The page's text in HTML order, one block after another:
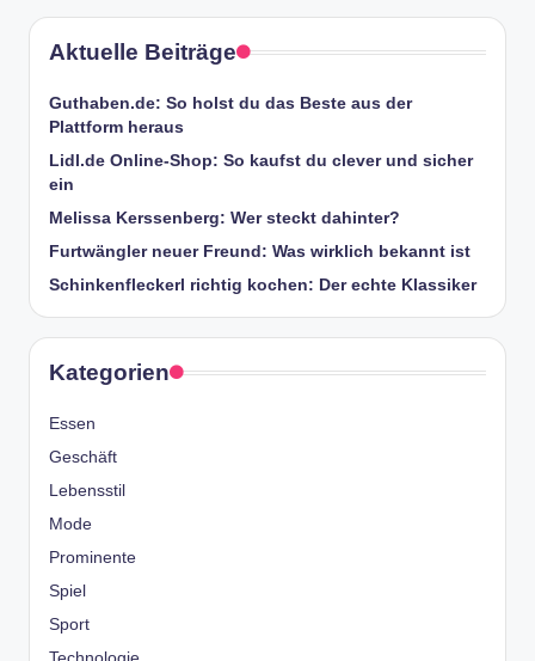
Aktuelle Beiträge
Guthaben.de: So holst du das Beste aus der
Plattform heraus
Lidl.de Online-Shop: So kaufst du clever und sicher
ein
Melissa Kerssenberg: Wer steckt dahinter?
Furtwängler neuer Freund: Was wirklich bekannt ist
Schinkenfleckerl richtig kochen: Der echte Klassiker
Kategorien
Essen
Geschäft
Lebensstil
Mode
Prominente
Spiel
Sport